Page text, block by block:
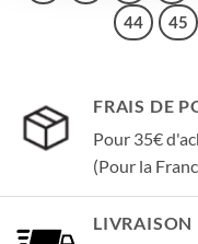
44
45
FRAIS DE
Pour 35€
(Pour la
LIVRAISON